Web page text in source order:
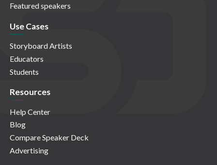
Featured speakers
Use Cases
Storyboard Artists
Educators
Students
Resources
Help Center
Blog
Compare Speaker Deck
Advertising